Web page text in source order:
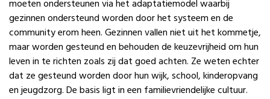
moeten ondersteunen via het adaptatiemodel waarbij
gezinnen ondersteund worden door het systeem en de
community erom heen. Gezinnen vallen niet uit het kommetje,
maar worden gesteund en behouden de keuzevrijheid om hun
leven in te richten zoals zij dat goed achten. Ze weten echter
dat ze gesteund worden door hun wijk, school, kinderopvang
en jeugdzorg. De basis ligt in een familievriendelijke cultuur.